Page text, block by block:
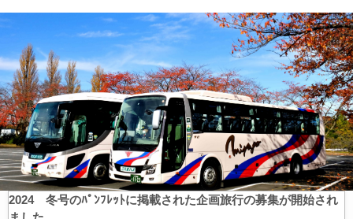
2024 冬号のﾊﾟﾝﾌﾚｯﾄに掲載された企画旅行の募集が開始され